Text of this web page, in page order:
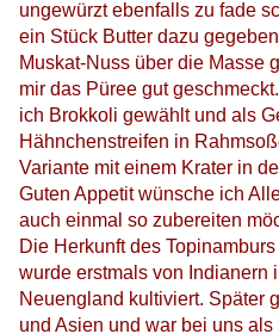
ungewürzt ebenfalls zu fade
ein Stück Butter dazu
Muskat-Nuss über die Masse
mir das Püree gut
ich Brokkoli gewählt und als
Hähnchenstreifen in
Variante mit einem Krater in
Guten Appetit wünsche ich
auch einmal so zubereiten
Die Herkunft des
wurde erstmals von Indianern
Neuengland kultiviert. Später
und Asien und war bei uns